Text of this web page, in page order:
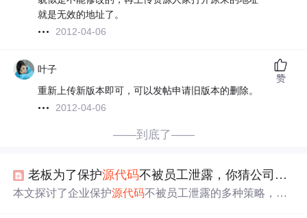
就是无效的地址了。
2012-04-06
叶子
重新上传新版本即可，可以发帖申请旧版本的删除。
2012-04-06
赞
——到底了——
老板为了保护源代码不被员工泄露，你猜公司都
本文探讨了企业保护源代码不被员工泄露的多种策略，包